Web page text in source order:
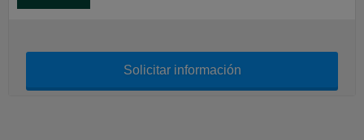
Solicitar información